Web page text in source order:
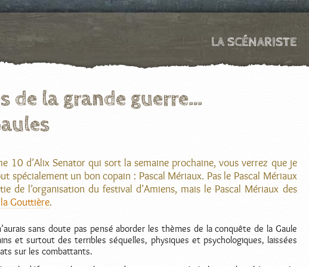
LA SCÉNARISTE
de la grande guerre…
10 d’Alix Senator qui sort la semaine prochaine, vous verrez que je
spécialement un bon copain : Pascal Mériaux. Pas le Pascal Mériaux
de l’organisation du festival d’Amiens, mais le Pascal Mériaux des
Gouttière.
sans doute pas pensé aborder les thèmes de la conquête de la Gaule
et surtout des terribles séquelles, physiques et psychologiques, laissées
sur les combattants.